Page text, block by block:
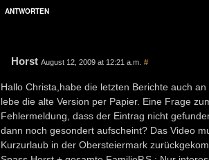
ANTWORTEN
Horst August 12, 2009 at 12:21 a.m. #
Hallo Christa,habe die letzten Berichte auch
lebe die alte Version per Papier. Eine Frage
Fehlermeldung, dass der Eintrag nicht
dann noch gesondert aufscheint? Das Video
Kurzurlaub in der Obersteiermark